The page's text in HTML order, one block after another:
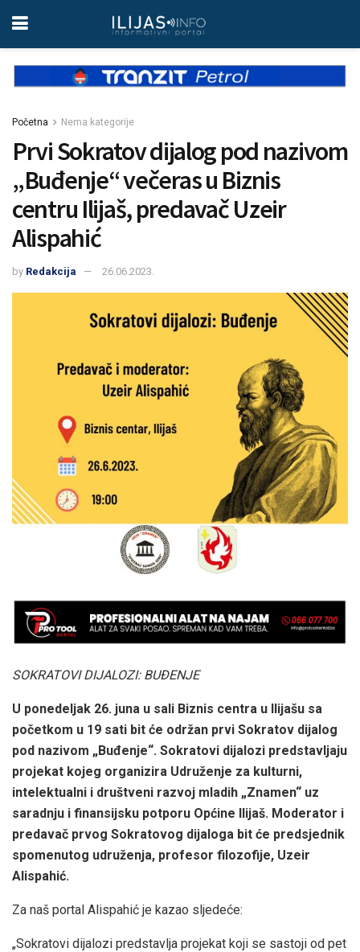
Početna Nema kategorije
Prvi Sokratov dijalog pod nazivom
„Buđenje“ večeras u Biznis
centru Ilijaš, predavač Uzeir
Alispahić
by Redakcija 26.06.2023.
SOKRATOVI DIJALOZI: BUĐENJE
U ponedeljak 26. juna u sali Biznis centra u Ilijašu sa
početkom u 19 sati bit će održan prvi Sokratov dijalog
pod nazivom „Buđenje“. Sokratovi dijalozi predstavljaju
projekat kojeg organizira Udruženje za kulturni,
intelektualni i društveni razvoj mladih „Znamen“ uz
saradnju i finansijsku potporu Općine Ilijaš. Moderator i
predavač prvog Sokratovog dijaloga bit će predsjednik
spomenutog udruženja, profesor filozofije, Uzeir
Alispahić.
Za naš portal Alispahić je kazao sljedeće:
„Sokratovi dijalozi predstavlja projekat koji se sastoji od pet